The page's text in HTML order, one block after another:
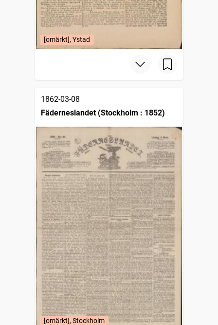
[omärkt], Ystad
1862-03-08
Fäderneslandet (Stockholm : 1852)
[omärkt], Stockholm